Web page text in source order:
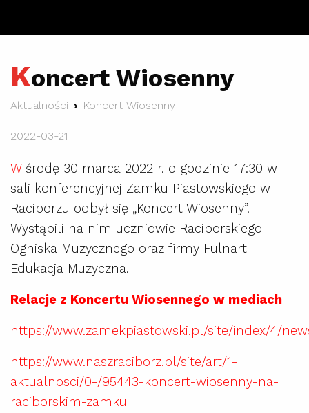
Koncert Wiosenny
Aktualności Koncert Wiosenny
2022-03-21
Wśrodę 30 marca 2022 r. o godzinie 17:30 w
sali konferencyjnej Zamku Piastowskiego w
Raciborzu odbył się „Koncert Wiosenny”.
Wystąpili na nim uczniowie Raciborskiego
Ogniska Muzycznego oraz firmy Fulnart
Edukacja Muzyczna.
Relacje z Koncertu Wiosennego w mediach
https://www.zamekpiastowski.pl/site/index/4/
https://www.naszraciborz.pl/site/art/1-
aktualnosci/0-/95443-koncert-wiosenny-na-
raciborskim-zamku